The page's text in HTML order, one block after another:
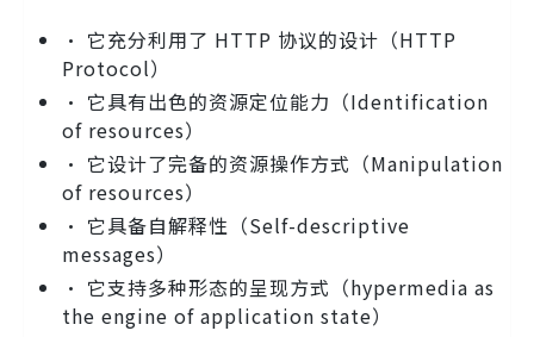
• 它充分利用了 HTTP 协议的设计（HTTP
Protocol）
• 它具有出色的资源定位能力（Identification
of resources）
• 它设计了完备的资源操作方式（Manipulation
of resources）
• 它具备自解释性（Self-descriptive
messages）
• 它支持多种形态的呈现方式（hypermedia as
the engine of application state）